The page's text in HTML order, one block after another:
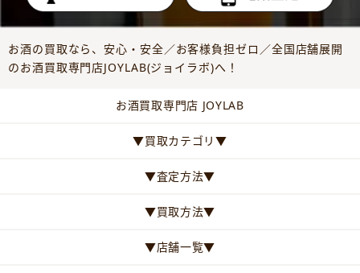
お酒の買取なら、安心・安全／お客様負担ゼロ／全国店舗展開
のお酒買取専門店JOYLAB(ジョイラボ)へ！
お酒買取専門店 JOYLAB
▼買取カテゴリ▼
▼査定方法▼
▼買取方法▼
▼店舗一覧▼